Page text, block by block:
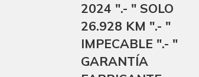
2024 ".- " SOLO
26.928 KM ".- "
IMPECABLE ".- "
GARANTÍA